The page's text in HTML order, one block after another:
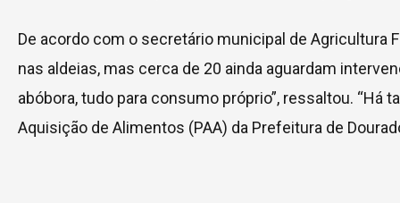
De acordo com o secretário municipal de Agricultura
nas aldeias, mas cerca de 20 ainda aguardam
abóbora, tudo para consumo próprio”, ressaltou.
Aquisição de Alimentos (PAA) da Prefeitura de